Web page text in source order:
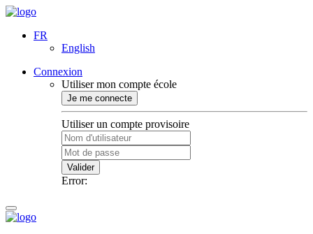
FR
English
Connexion
Utiliser mon compte école
Je me connecte
Utiliser un compte provisoire
Valider
Error: